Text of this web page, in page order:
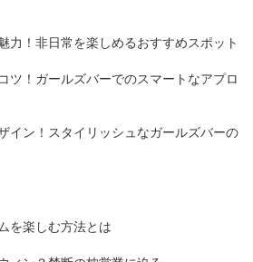
力！非日常を楽しめるおすすめスポット
ツ！ガールズバーでのスマートなアプロ
イン！スタイリッシュなガールズバーの
を楽しむ方法とは